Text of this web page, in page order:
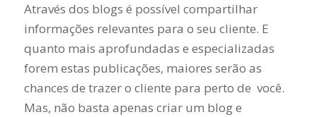
Através dos blogs é possível compartilhar
informações relevantes para o seu cliente. E
quanto mais aprofundadas e especializadas
forem estas publicações, maiores serão as
chances de trazer o cliente para perto de você.
Mas, não basta apenas criar um blog e